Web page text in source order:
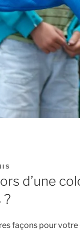
d’une
?
façons pour